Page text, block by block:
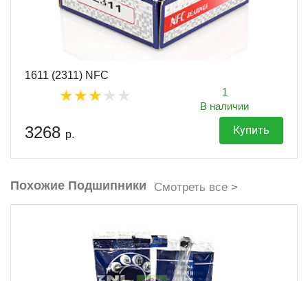
1611 (2311) NFC
1
В наличии
3268 р. Купить
Похожие Подшипники Смотреть все >